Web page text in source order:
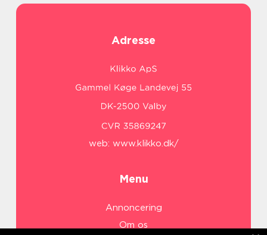
Adresse
web: www.klikko.dk/
Menu
Annoncering
Om os